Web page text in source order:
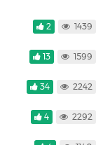
2 1439
13 1599
34 2242
4 2292